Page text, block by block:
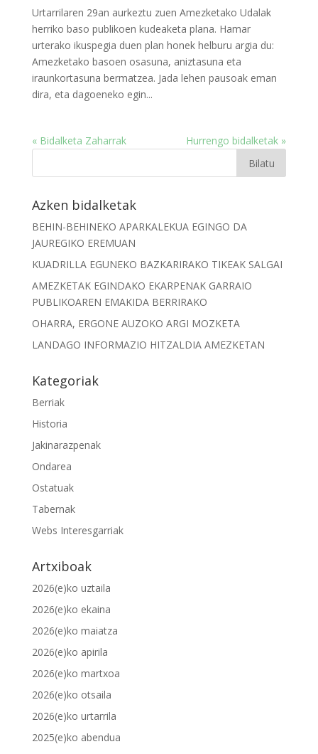
Urtarrilaren 29an aurkeztu zuen Amezketako Udalak
herriko baso publikoen kudeaketa plana. Hamar
urterako ikuspegia duen plan honek helburu argia du:
Amezketako basoen osasuna, aniztasuna eta
iraunkortasuna bermatzea. Jada lehen pausoak eman
dira, eta dagoeneko egin...
« Bidalketa Zaharrak Hurrengo bidalketak »
Azken bidalketak
BEHIN-BEHINEKO APARKALEKUA EGINGO DA
JAUREGIKO EREMUAN
KUADRILLA EGUNEKO BAZKARIRAKO TIKEAK SALGAI
AMEZKETAK EGINDAKO EKARPENAK GARRAIO
PUBLIKOAREN EMAKIDA BERRIRAKO
OHARRA, ERGONE AUZOKO ARGI MOZKETA
LANDAGO INFORMAZIO HITZALDIA AMEZKETAN
Kategoriak
Berriak
Historia
Jakinarazpenak
Ondarea
Ostatuak
Tabernak
Webs Interesgarriak
Artxiboak
2026(e)ko uztaila
2026(e)ko ekaina
2026(e)ko maiatza
2026(e)ko apirila
2026(e)ko martxoa
2026(e)ko otsaila
2026(e)ko urtarrila
2025(e)ko abendua